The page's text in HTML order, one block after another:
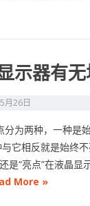
示器有无
月26日
为两种，一种是
它相反就是始终
是“亮点”在液晶显
More »